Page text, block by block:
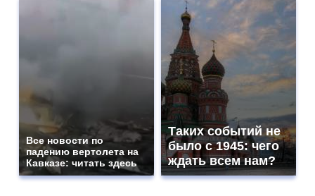
Все новости по
падению вертолета на
Кавказе: читать здесь
Таких событий не
было с 1945: чего
ждать всем нам?